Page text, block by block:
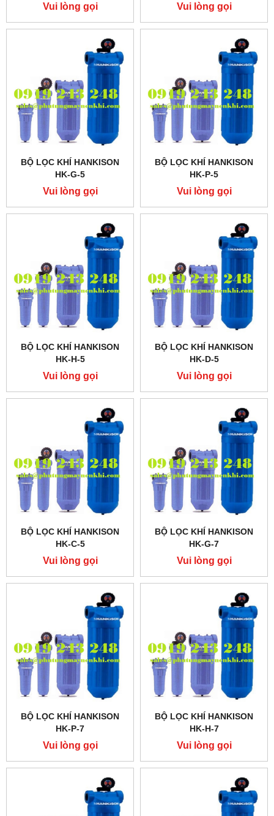
Vui lòng gọi Vui lòng gọi
BỘ LỌC KHÍ HANKISON
HK-G-5
Vui lòng gọi
BỘ LỌC KHÍ HANKISON
HK-P-5
Vui lòng gọi
BỘ LỌC KHÍ HANKISON
HK-H-5
Vui lòng gọi
BỘ LỌC KHÍ HANKISON
HK-D-5
Vui lòng gọi
BỘ LỌC KHÍ HANKISON
HK-C-5
Vui lòng gọi
BỘ LỌC KHÍ HANKISON
HK-G-7
Vui lòng gọi
BỘ LỌC KHÍ HANKISON
HK-P-7
Vui lòng gọi
BỘ LỌC KHÍ HANKISON
HK-H-7
Vui lòng gọi